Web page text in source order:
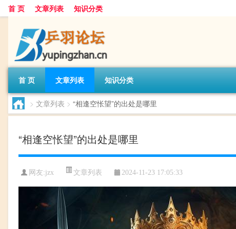
首 页 文章列表 知识分类
首 页 文章列表 知识分类
> 文章列表 > “相逢空怅望”的出处是哪里
“相逢空怅望”的出处是哪里
网友:jzx 文章列表 2024-11-23 17:05:33